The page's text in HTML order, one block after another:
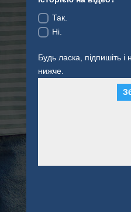
Так.
Ні.
Будь ласка, підпишіть і
нижче.